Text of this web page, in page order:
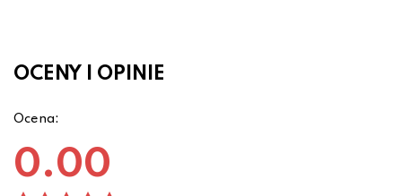
OCENY I OPINIE
Ocena:
0.00